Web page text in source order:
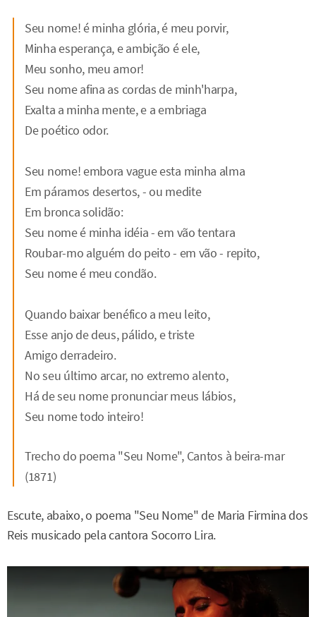
Seu nome! é minha glória, é meu porvir,
Minha esperança, e ambição é ele,
Meu sonho, meu amor!
Seu nome afina as cordas de minh'harpa,
Exalta a minha mente, e a embriaga
De poético odor.
Seu nome! embora vague esta minha alma
Em páramos desertos, - ou medite
Em bronca solidão:
Seu nome é minha idéia - em vão tentara
Roubar-mo alguém do peito - em vão - repito,
Seu nome é meu condão.
Quando baixar benéfico a meu leito,
Esse anjo de deus, pálido, e triste
Amigo derradeiro.
No seu último arcar, no extremo alento,
Há de seu nome pronunciar meus lábios,
Seu nome todo inteiro!
Trecho do poema "Seu Nome", Cantos à beira-mar
(1871)
Escute, abaixo, o poema "Seu Nome" de Maria Firmina dos
Reis musicado pela cantora Socorro Lira.